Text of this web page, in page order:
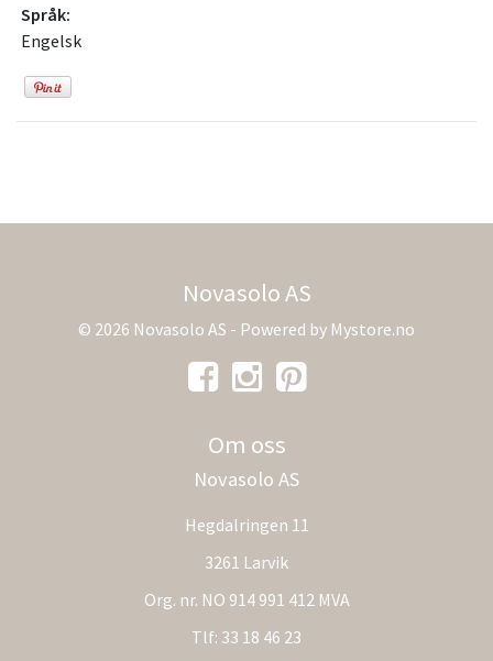
Språk:
Engelsk
Novasolo AS
© 2026 Novasolo AS - Powered by Mystore.no
Om oss
Novasolo AS
Hegdalringen 11
3261 Larvik
Org. nr. NO 914 991 412 MVA
Tlf: 33 18 46 23